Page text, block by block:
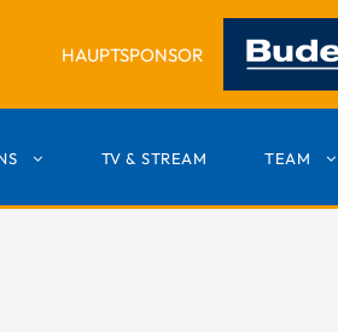
HAUPTSPONSOR
TV & STREAM TEAM